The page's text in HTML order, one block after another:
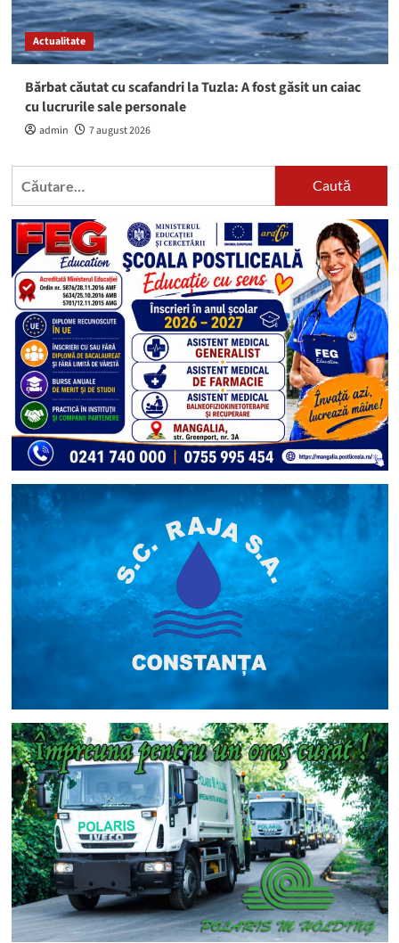
Actualitate
Bărbat căutat cu scafandri la Tuzla: A fost găsit un caiac
cu lucrurile sale personale
admin 7 august 2026